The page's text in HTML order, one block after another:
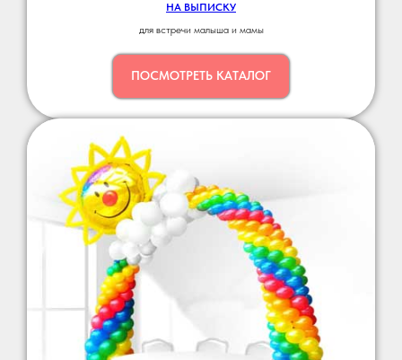
НА ВЫПИСКУ
для встречи малыша и мамы
ПОСМОТРЕТЬ КАТАЛОГ